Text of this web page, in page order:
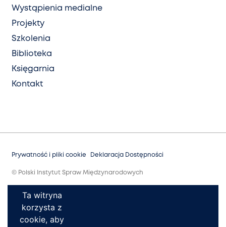
Wystąpienia medialne
Projekty
Szkolenia
Biblioteka
Księgarnia
Kontakt
Prywatność i pliki cookie Deklaracja Dostępności
© Polski Instytut Spraw Międzynarodowych
Ta witryna
korzysta z
cookie, aby